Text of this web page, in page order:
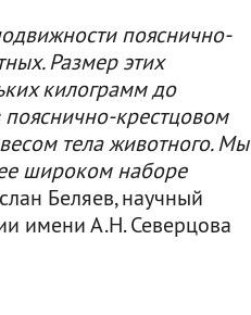
пояснично-
Размер этих
килограмм до
крестцовом
тела животного. Мы
широком наборе
Беляев, научный
имени А.Н. Северцова